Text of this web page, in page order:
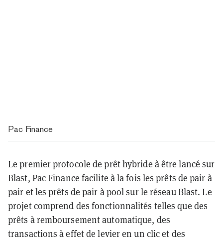
Pac Finance
Le premier protocole de prêt hybride à être lancé sur
Blast, Pac Finance facilite à la fois les prêts de pair à
pair et les prêts de pair à pool sur le réseau Blast. Le
projet comprend des fonctionnalités telles que des
prêts à remboursement automatique, des
transactions à effet de levier en un clic et des